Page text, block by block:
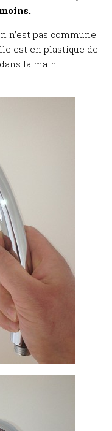
n’est pas commune
est en plastique de
la main.